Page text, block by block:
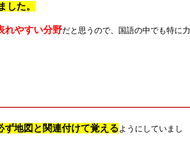
した。
れやすい分野だと思うので、国語の中でも特に力
ず地図と関連付けて覚えるようにしていまし